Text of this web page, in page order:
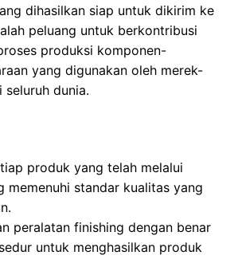
dihasilkan siap untuk dikirim ke
peluang untuk berkontribusi
produksi komponen-
yang digunakan oleh merek-
dunia.
produk yang telah melalui
memenuhi standar kualitas yang
peralatan finishing dengan benar
untuk menghasilkan produk